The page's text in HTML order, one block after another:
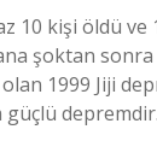
10 kişi öldü ve
şoktan
1999 Jiji
güçlü